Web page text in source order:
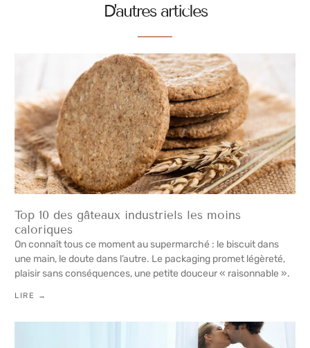
D'autres articles
Top 10 des gâteaux industriels les moins
caloriques
On connaît tous ce moment au supermarché : le biscuit dans
une main, le doute dans l’autre. Le packaging promet légèreté,
plaisir sans conséquences, une petite douceur « raisonnable ».
LIRE →